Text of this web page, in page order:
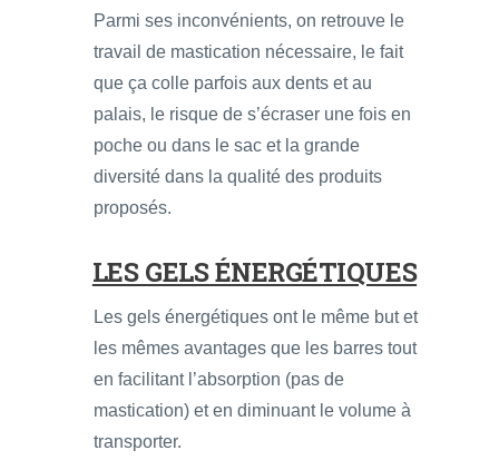
Parmi ses inconvénients, on retrouve le
travail de mastication nécessaire, le fait
que ça colle parfois aux dents et au
palais, le risque de s’écraser une fois en
poche ou dans le sac et la grande
diversité dans la qualité des produits
proposés.
LES GELS ÉNERGÉTIQUES
Les gels énergétiques ont le même but et
les mêmes avantages que les barres tout
en facilitant l’absorption (pas de
mastication) et en diminuant le volume à
transporter.